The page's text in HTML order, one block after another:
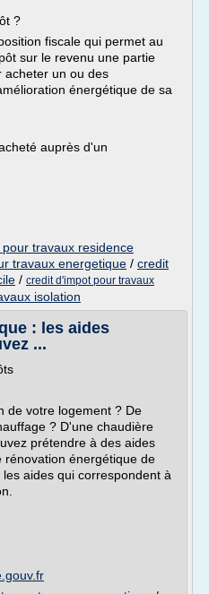
?
fiscale qui permet au
sur le revenu une partie
acheter un ou des
énergétique de sa
auprès d'un
travaux residence
travaux energetique / credit
/ credit d'impot pour travaux
isolation
: les aides
...
de votre logement ? De
? D'une chaudière
prétendre à des aides
rénovation énergétique de
aides qui correspondent à